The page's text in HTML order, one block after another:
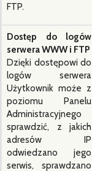
FTP.
Dostęp do logów
serwera WWW i FTP
Dzięki dostępowi do
logów serwera
Użytkownik może z
poziomu Panelu
Administracyjnego
sprawdzić, z jakich
adresów IP
odwiedzano jego
serwis, sprawdzano